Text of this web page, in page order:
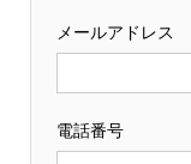
メールアドレス
電話番号